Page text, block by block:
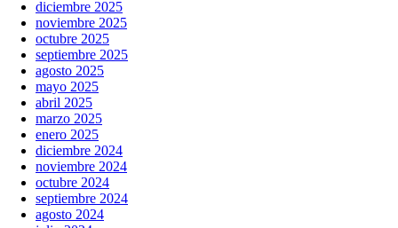
diciembre 2025
noviembre 2025
octubre 2025
septiembre 2025
agosto 2025
mayo 2025
abril 2025
marzo 2025
enero 2025
diciembre 2024
noviembre 2024
octubre 2024
septiembre 2024
agosto 2024